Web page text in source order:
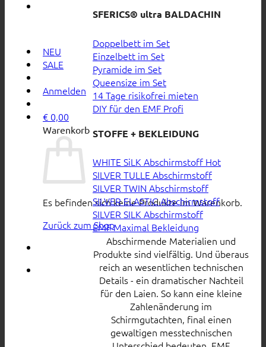
NEU
SALE
Anmelden
€ 0,00
Warenkorb
Es befinden sich keine Produkte im Warenkorb.
Zurück zum Shop
SFERICS® ultra BALDACHIN
Doppelbett im Set
Einzelbett im Set
Pyramide im Set
Queensize im Set
14 Tage risikofrei mieten
DIY für den EMF Profi
STOFFE + BEKLEIDUNG
WHITE SiLK Abschirmstoff
SILVER TULLE Abschirmstoff
SILVER TWIN Abschirmstoff
SILVER ELASTIC Abschirmstoff
SILVER SILK Abschirmstoff
EMF Maximal Bekleidung
Abschirmende Materialien und
Produkte sind vielfältig. Und überaus
reich an wesentlichen technischen
Details - ein dramatischer Nachteil
für den Laien. So kann eine kleine
Zahlenänderung im
Schirmgutachten, final einen
gewaltigen messtechnischen